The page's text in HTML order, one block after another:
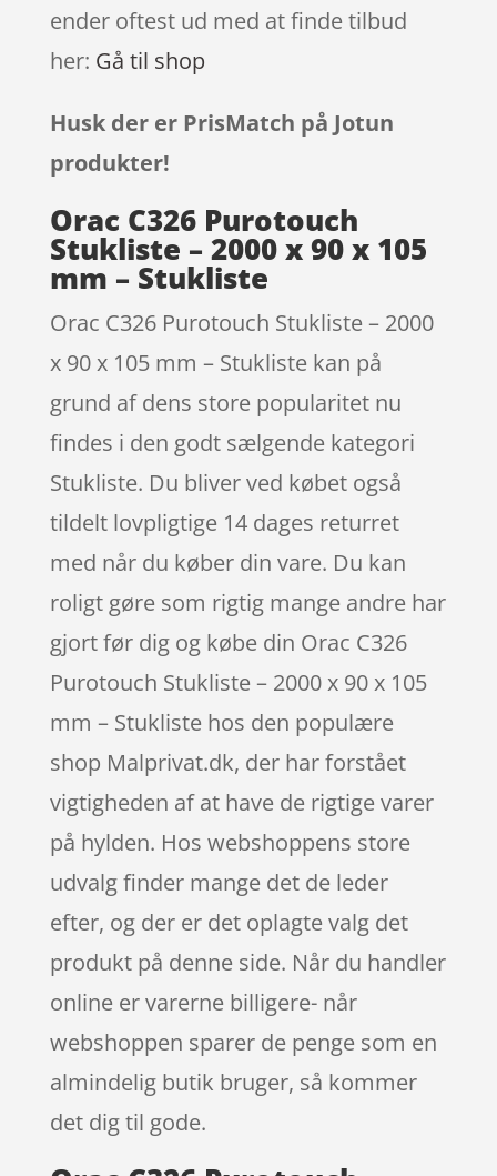
ender oftest ud med at finde tilbud
her: Gå til shop
Husk der er PrisMatch på Jotun
produkter!
Orac C326 Purotouch
Stukliste – 2000 x 90 x 105
mm – Stukliste
Orac C326 Purotouch Stukliste – 2000
x 90 x 105 mm – Stukliste kan på
grund af dens store popularitet nu
findes i den godt sælgende kategori
Stukliste. Du bliver ved købet også
tildelt lovpligtige 14 dages returret
med når du køber din vare. Du kan
roligt gøre som rigtig mange andre har
gjort før dig og købe din Orac C326
Purotouch Stukliste – 2000 x 90 x 105
mm – Stukliste hos den populære
shop Malprivat.dk, der har forstået
vigtigheden af at have de rigtige varer
på hylden. Hos webshoppens store
udvalg finder mange det de leder
efter, og der er det oplagte valg det
produkt på denne side. Når du handler
online er varerne billigere- når
webshoppen sparer de penge som en
almindelig butik bruger, så kommer
det dig til gode.